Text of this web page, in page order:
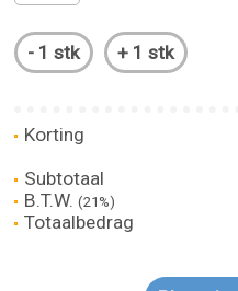
Korting
Subtotaal
B.T.W.(21%)
Totaalbedrag